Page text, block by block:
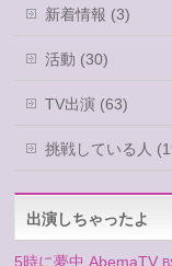
新着情報 (3)
活動 (30)
TV出演 (63)
挑戦している人
出演しちゃったよ
5時に夢中 AbemaTV